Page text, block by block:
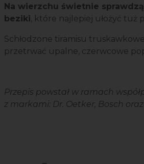
Na wierzchu świetnie
beziki, które najlepiej ułożyć tuż
Schłodzone tiramisu
przetrwać upalne, czerwcowe
Przepis powstał w ramach
z markami: Dr. Oetker, Bosch